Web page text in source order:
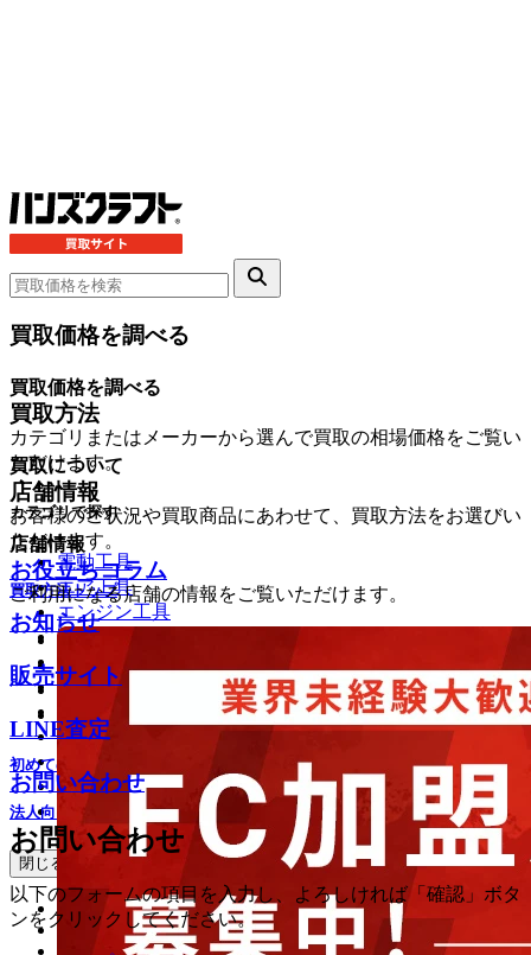
買取価格を調べる
買取価格を調べる
カテゴリまたはメーカーから選んで買取の相場価格をご覧い
ただけます。
カテゴリで探す
電動工具
エア工具
エンジン工具
園芸工具
土木建設機械
電材・建材
計測工具
油圧工具
重機・農機具
住宅設備品
家電
メーカーで探す
makita
HiKOKI
Panasonic
買取方法
買取について
お客様のご状況や買取商品にあわせて、買取方法をお選びい
ただけます。
買取方法トップ
店頭買取
出張買取
宅配買取
LINE査定
初めての方へ
法人向け買取サービス
閉じる
店舗情報
店舗情報
ご利用になる店舗の情報をご覧いただけます。
お役立ちコラム
お知らせ
販売サイト
LINE査定
お問い合わせ
お問い合わせ
以下のフォームの項目を入力し、よろしければ「確認」ボタ
ンをクリックしてください。